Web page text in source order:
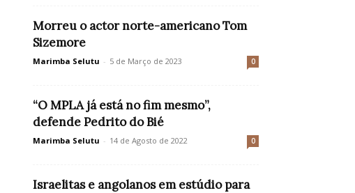
Morreu o actor norte-americano Tom
Sizemore
Marimba Selutu - 5 de Março de 2023 0
“O MPLA já está no fim mesmo”,
defende Pedrito do Bié
Marimba Selutu - 14 de Agosto de 2022 0
Israelitas e angolanos em estúdio para